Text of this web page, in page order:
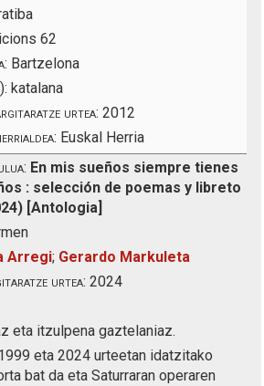
62
Bartzelona
katalana
urtea: 2012
Euskal Herria
En mis sueños siempre tienes
: selección de poemas y libreto
[Antologia]
Arregi; Gerardo Markuleta
urtea: 2024
eta itzulpena gaztelaniaz.
eta 2024 urteetan idatzitako
bat da eta Saturraran operaren